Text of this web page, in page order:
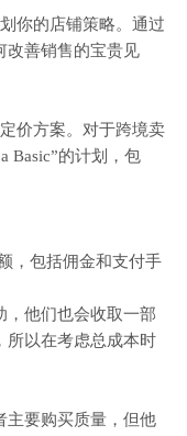
你的店铺策略。通过
改善销售的宝贵见
价方案。对于跨境卖
Basic”的计划，包
，包括佣金和支付手
，他们也会收取一部
所以在考虑总成本时
主要购买质量，但他